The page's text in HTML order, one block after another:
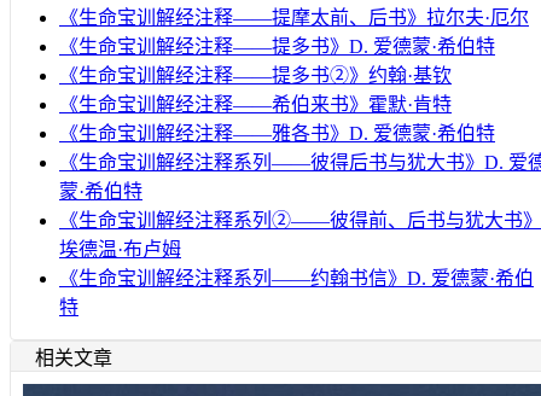
《生命宝训解经注释——提摩太前、后书》拉尔夫·厄尔
《生命宝训解经注释——提多书》D. 爱德蒙·希伯特
《生命宝训解经注释——提多书②》约翰·基钦
《生命宝训解经注释——希伯来书》霍默·肯特
《生命宝训解经注释——雅各书》D. 爱德蒙·希伯特
《生命宝训解经注释系列——彼得后书与犹大书》D. 爱
蒙·希伯特
《生命宝训解经注释系列②——彼得前、后书与犹大书》
埃德温·布卢姆
《生命宝训解经注释系列——约翰书信》D. 爱德蒙·希伯
特
相关文章